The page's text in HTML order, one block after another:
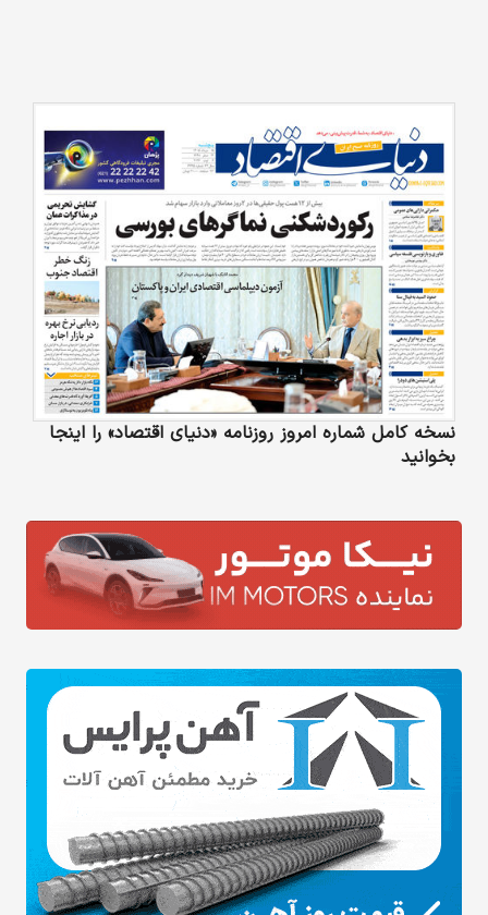
نسخه کامل شماره امروز روزنامه «دنیای‌ اقتصاد» را اینجا
بخوانید